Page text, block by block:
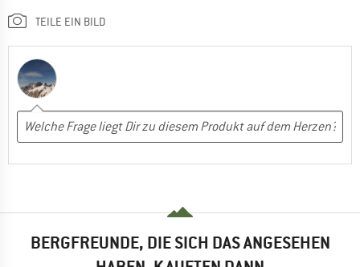
TEILE EIN BILD
BERGFREUNDE, DIE SICH DAS ANGESEHEN